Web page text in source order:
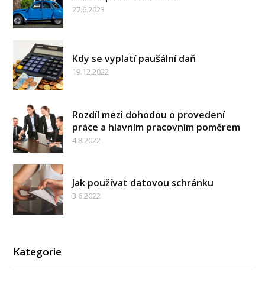
27.6.2023
Kdy se vyplatí paušální daň
19.12.2022
Rozdíl mezi dohodou o provedení
práce a hlavním pracovním poměrem
4.8.2022
Jak používat datovou schránku
3.6.2022
Kategorie